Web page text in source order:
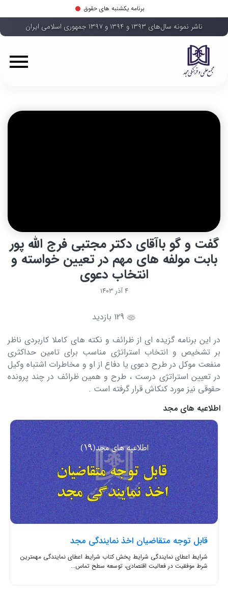
برنامه یکشنبه های حقوق
ناشر نمونه سال‌های ۱۳۹۳ و ۱۳۹۴ و ۱۳۹۷ جمهوری اسلامی ایران
گفت و گو باآقای دکتر مجتبی فرج الله پور
بابت مولفه های مهم در تعیین خواسته و
انتخاب دعوی
۴ آذر ۱۴۰۳
در این برنامه گزیده ای از ظرائف و نکته های کاملا کاربردی ناظر
بر تشخیص و انتخاب استراتژی مناسب برای تامین حداکثری
منفعت موکل در طرح دعوی یا دفاع از او و مخاطرات اشتباه وکیل
در تعیین استراتژی درست ، طرح و همین ظرائف در چند پرونده
حقوقی نیز مورد کنکاش قرار گرفته است .
اطلاعیه های مجد
قابل توجه متقاضیان اخذ نمایندگی مجد
شرایط اعطای نمایندگی شرایط پخش کتاب شرایط اعطای نمایندگی مهمترین
شرط موفقیت در فعالیت اقتصادی، توسعه سطح تماس...